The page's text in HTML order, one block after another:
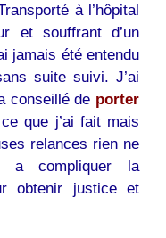
à l’hôpital
et souffrant d’un
jamais été entendu
suite suivi. J’ai
conseillé de porter
que j’ai fait mais
relances rien ne
a compliquer la
obtenir justice et